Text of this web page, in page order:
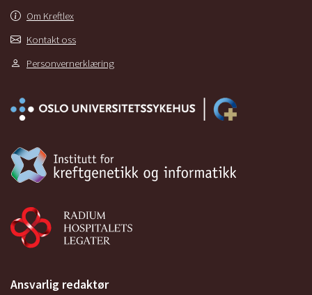
Om Kreftlex
Kontakt oss
Personvernerklæring
Ansvarlig redaktør